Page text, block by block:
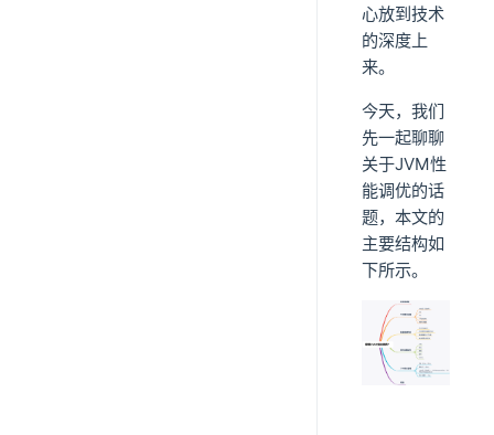
心放到技术
的深度上
来。
今天，我们
先一起聊聊
关于JVM性
能调优的话
题，本文的
主要结构如
下所示。